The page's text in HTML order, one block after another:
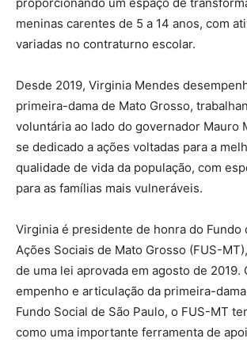
proporcionando um espaço de
meninas carentes de 5 a 14 anos, com
variadas no contraturno escolar.
Desde 2019, Virginia Mendes
primeira-dama de Mato Grosso,
voluntária ao lado do governador Mauro
se dedicado a ações voltadas para a
qualidade de vida da população, com
para as famílias mais vulneráveis.
Virginia é presidente de honra do Fundo
Ações Sociais de Mato Grosso (FUS-
de uma lei aprovada em agosto de 2019.
empenho e articulação da primeira-
Fundo Social de São Paulo, o FUS-MT
como uma importante ferramenta de